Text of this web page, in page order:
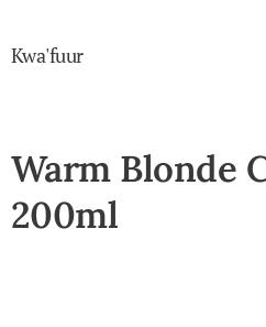
Kwa'fuur
Warm Blonde
200ml